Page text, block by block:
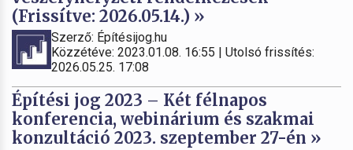
(Frissítve: 2026.05.14.) »
Szerző: Építésijog.hu
Közzétéve: 2023.01.08. 16:55 | Utolsó frissítés:
2026.05.25. 17:08
Építési jog 2023 – Két félnapos
konferencia, webinárium és szakmai
konzultáció 2023. szeptember 27-én »